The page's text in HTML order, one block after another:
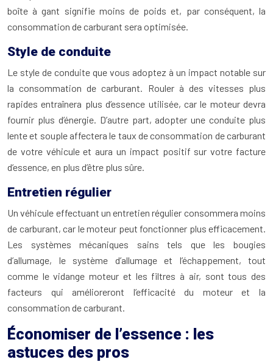
boîte à gant signifie moins de poids et, par conséquent, la
consommation de carburant sera optimisée.
Style de conduite
Le style de conduite que vous adoptez à un impact notable sur
la consommation de carburant. Rouler à des vitesses plus
rapides entraînera plus d’essence utilisée, car le moteur devra
fournir plus d’énergie. D’autre part, adopter une conduite plus
lente et souple affectera le taux de consommation de carburant
de votre véhicule et aura un impact positif sur votre facture
d’essence, en plus d’être plus sûre.
Entretien régulier
Un véhicule effectuant un entretien régulier consommera moins
de carburant, car le moteur peut fonctionner plus efficacement.
Les systèmes mécaniques sains tels que les bougies
d’allumage, le système d’allumage et l’échappement, tout
comme le vidange moteur et les filtres à air, sont tous des
facteurs qui amélioreront l’efficacité du moteur et la
consommation de carburant.
Économiser de l’essence : les
astuces des pros